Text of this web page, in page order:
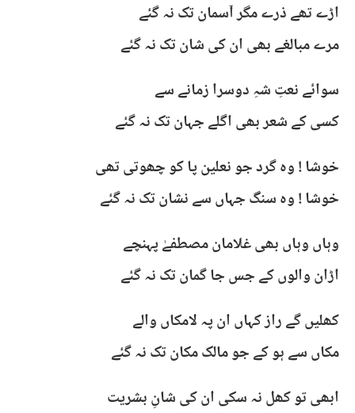
اڑے تھے ذرے مگر آسمان تک نہ گئے
مرے مبالغے بھی ان کی شان تک نہ گئے
سوائے نعتِ شہِ دوسرا زمانے سے
کسی کے شعر بھی اگلے جہان تک نہ گئے
خوشا ! وہ گرد جو نعلین پا کو چھوتی تھی
خوشا ! وہ سنگ جہاں سے نشان تک نہ گئے
وہاں وہاں بھی غلامان مصطفےٰ پہنچے
اڑان والوں کے جس جا گمان تک نہ گئے
کھلیں گے راز کہاں ان پہ لامکاں والے
مکاں سے ہو کے جو مالک مکان تک نہ گئے
ابھی تو کھل نہ سکی ان کی شانِ بشریت